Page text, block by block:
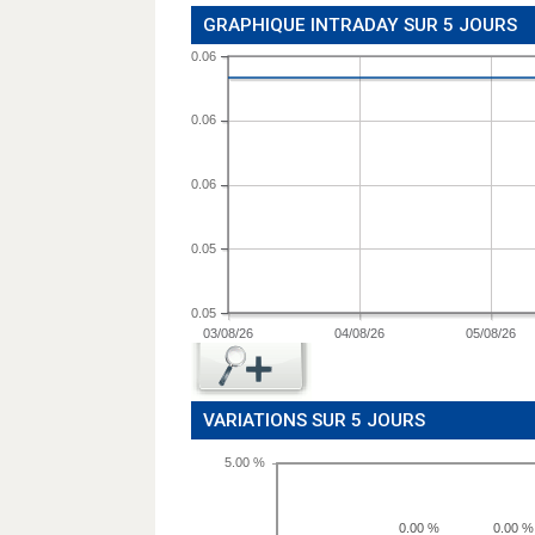
GRAPHIQUE INTRADAY SUR 5 JOURS
03/08/26 04/08/26 05/08/26
0.05
0.05
0.06
0.06
0.06
VARIATIONS SUR 5 JOURS